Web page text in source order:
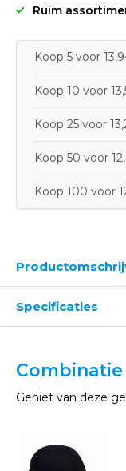
Ruim
Koop 5 voor
Koop 10 voor
Koop 25 voor
Koop 50 voor
Koop 100 voor
Specificaties
Geniet van deze